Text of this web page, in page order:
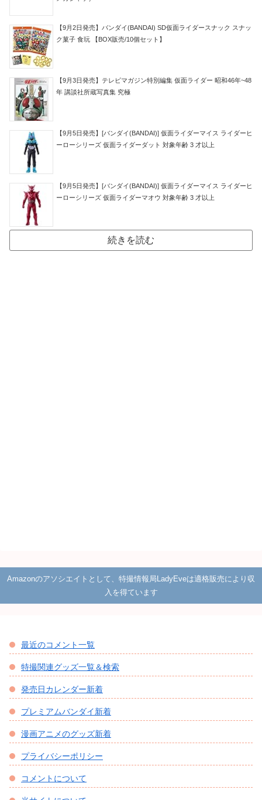
【9月2日発売】バンダイ(BANDAI) SD仮面ライダースナック スナッ
ク菓子 食玩 【BOX販売/10個セット】
【9月3日発売】テレビマガジン特別編集 仮面ライダー 昭和46年~48
年 講談社所蔵写真集 究極
【9月5日発売】[バンダイ(BANDAI)] 仮面ライダーマイス ライダーヒ
ーローシリーズ 仮面ライダーダット 対象年齢 3 才以上
【9月5日発売】[バンダイ(BANDAI)] 仮面ライダーマイス ライダーヒ
ーローシリーズ 仮面ライダーマオウ 対象年齢 3 才以上
続きを読む
Amazonのアソシエイトとして、特撮情報局LadyEveは適格販売により収
入を得ています
最近のコメント一覧
特撮関連グッズ一覧＆検索
発売日カレンダー新着
プレミアムバンダイ新着
漫画アニメのグッズ新着
プライバシーポリシー
コメントについて